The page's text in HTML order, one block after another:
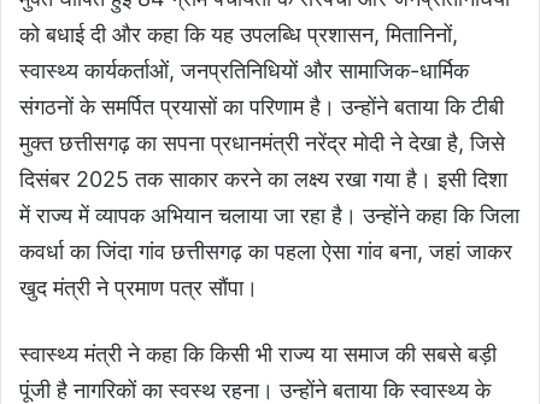
को बधाई दी और कहा कि यह उपलब्धि प्रशासन, मितानिनों,
स्वास्थ्य कार्यकर्ताओं, जनप्रतिनिधियों और सामाजिक-धार्मिक
संगठनों के समर्पित प्रयासों का परिणाम है। उन्होंने बताया कि टीबी
मुक्त छत्तीसगढ़ का सपना प्रधानमंत्री नरेंद्र मोदी ने देखा है, जिसे
दिसंबर 2025 तक साकार करने का लक्ष्य रखा गया है। इसी दिशा
में राज्य में व्यापक अभियान चलाया जा रहा है। उन्होंने कहा कि जिला
कवर्धा का जिंदा गांव छत्तीसगढ़ का पहला ऐसा गांव बना, जहां जाकर
खुद मंत्री ने प्रमाण पत्र सौंपा।
स्वास्थ्य मंत्री ने कहा कि किसी भी राज्य या समाज की सबसे बड़ी
पूंजी है नागरिकों का स्वस्थ रहना। उन्होंने बताया कि स्वास्थ्य के